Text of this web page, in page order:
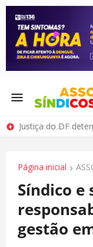
Página inicial
Síndico e
gestão